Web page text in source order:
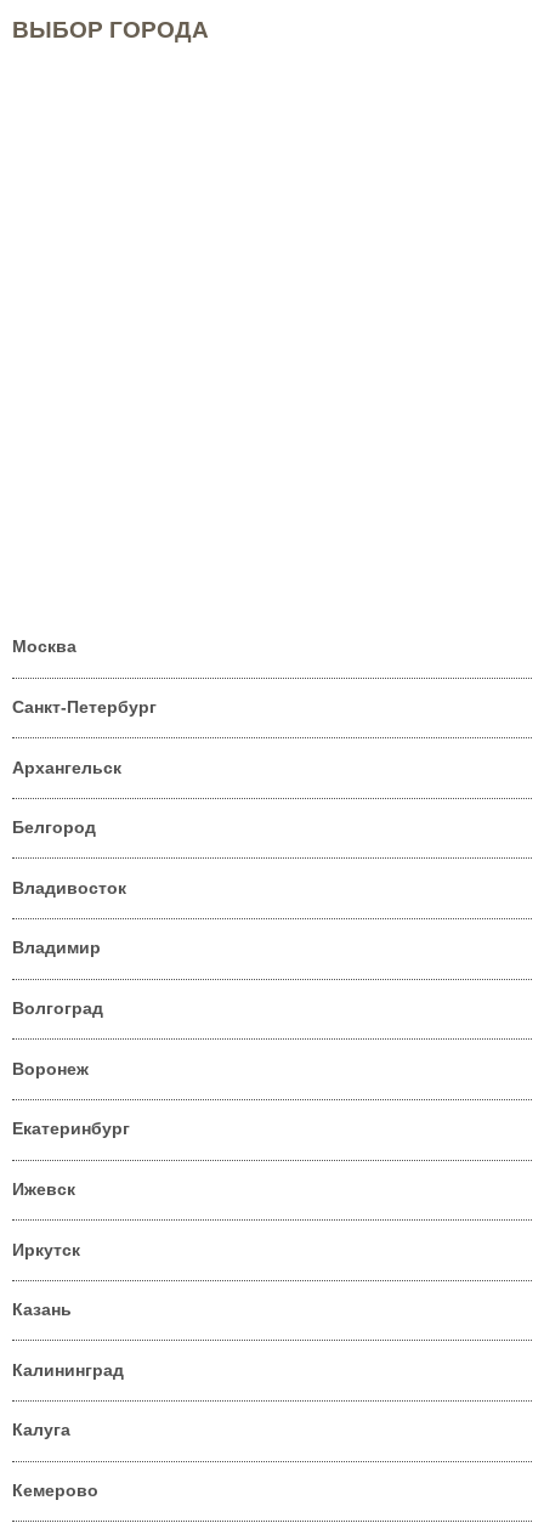
ВЫБОР ГОРОДА
Москва
Санкт-Петербург
Архангельск
Белгород
Владивосток
Владимир
Волгоград
Воронеж
Екатеринбург
Ижевск
Иркутск
Казань
Калининград
Калуга
Кемерово